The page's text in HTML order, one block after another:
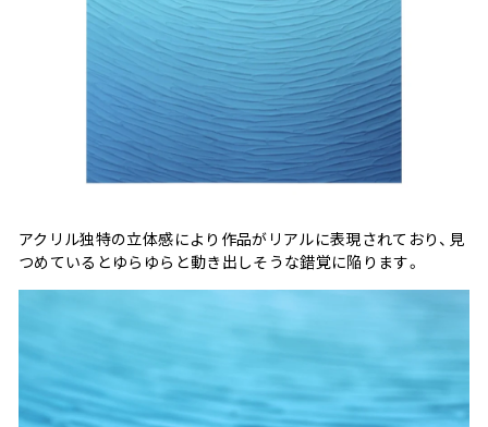
アクリル独特の立体感により作品がリアルに表現されており、見
つめているとゆらゆらと動き出しそうな錯覚に陥ります。